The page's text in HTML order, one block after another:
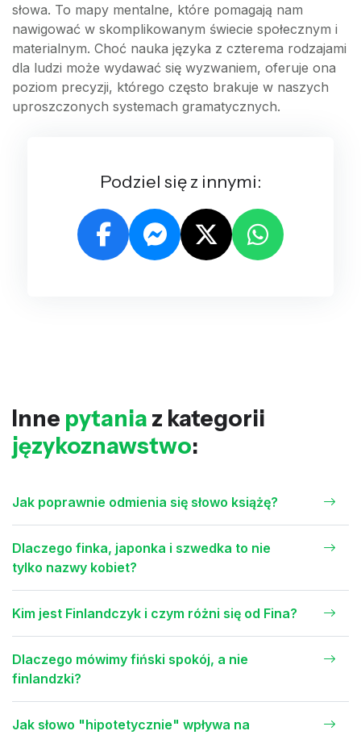
słowa. To mapy mentalne, które pomagają nam
nawigować w skomplikowanym świecie społecznym i
materialnym. Choć nauka języka z czterema rodzajami
dla ludzi może wydawać się wyzwaniem, oferuje ona
poziom precyzji, którego często brakuje w naszych
uproszczonych systemach gramatycznych.
Podziel się z innymi:
Inne pytania z kategorii
językoznawstwo:
Jak poprawnie odmienia się słowo książę?
Dlaczego finka, japonka i szwedka to nie
tylko nazwy kobiet?
Kim jest Finlandczyk i czym różni się od Fina?
Dlaczego mówimy fiński spokój, a nie
finlandzki?
Jak słowo "hipotetycznie" wpływa na